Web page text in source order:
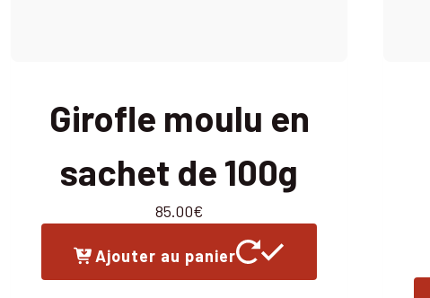
Girofle moulu en
sachet de 100g
85.00€
Ajouter au panier